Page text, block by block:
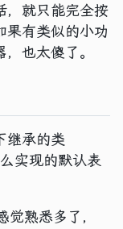
，就只能完全按
果有类似的小功
也太傻了。
继承的类
实现的默认表
觉熟悉多了，